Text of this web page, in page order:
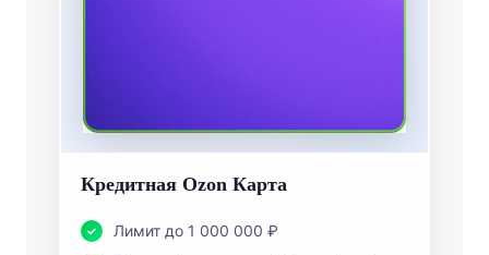
Кредитная Ozon Карта
Лимит до 1 000 000 ₽